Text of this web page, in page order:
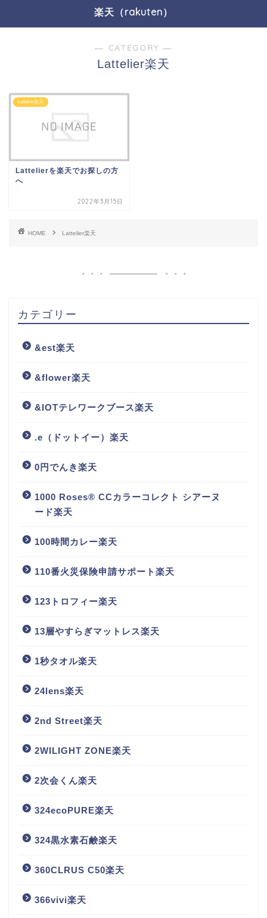
楽天（rakuten）
― CATEGORY ―
Lattelier楽天
Lattelier楽天
Lattelierを楽天でお探しの方
へ
2022年3月15日
HOME Lattelier楽天
カテゴリー
&est楽天
&flower楽天
&IOTテレワークブース楽天
.e（ドットイー）楽天
0円でんき楽天
1000 Roses® CCカラーコレクト シアーヌ
ード楽天
100時間カレー楽天
110番火災保険申請サポート楽天
123トロフィー楽天
13層やすらぎマットレス楽天
1秒タオル楽天
24lens楽天
2nd Street楽天
2WILIGHT ZONE楽天
2次会くん楽天
324ecoPURE楽天
324黒水素石鹸楽天
360CLRUS C50楽天
366vivi楽天